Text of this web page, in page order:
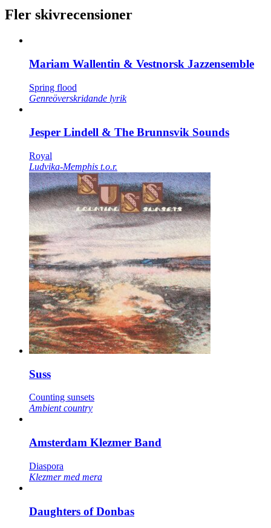
Fler skivrecensioner
Mariam Wallentin & Vestnorsk Jazzensemble
Spring flood
Genreöverskridande lyrik
Jesper Lindell & The Brunnsvik Sounds
Royal
Ludvika-Memphis t.o.r.
Suss
Counting sunsets
Ambient country
Amsterdam Klezmer Band
Diaspora
Klezmer med mera
Daughters of Donbas